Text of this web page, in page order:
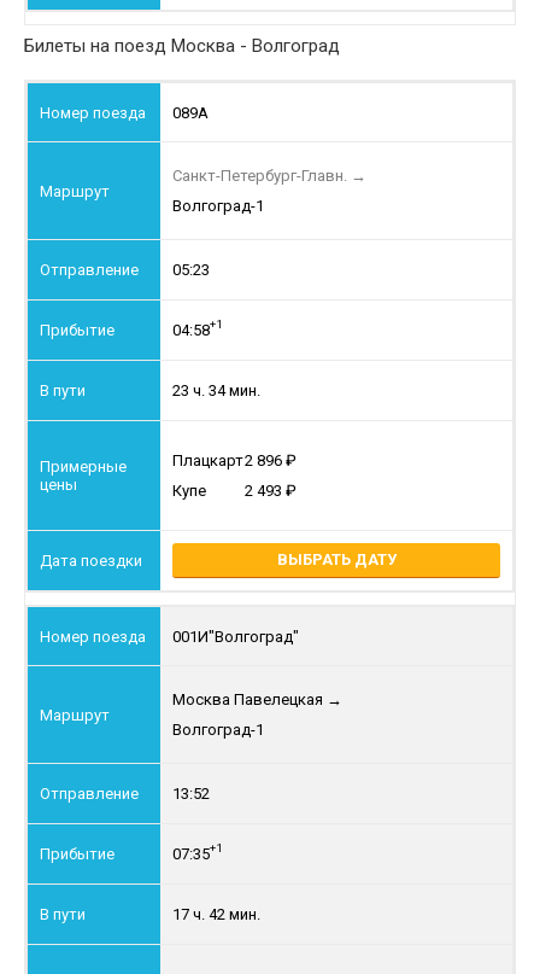
Билеты на поезд Москва - Волгоград
089А
Санкт-Петербург-Главн. →
Волгоград-1
05:23
04:58+1
23 ч. 34 мин.
Плацкарт2 896
Купе
2 493
ВЫБРАТЬ ДАТУ
001И"Волгоград"
Москва Павелецкая →
Волгоград-1
13:52
07:35+1
17 ч. 42 мин.